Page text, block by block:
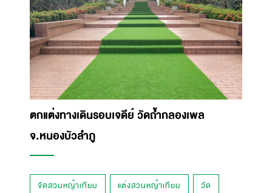
ตกแต่งทางเดินรอบเจดีย์ วัดถ้ำกลองเพล
จ.หนองบัวลำภู
จัดสวนหญ้าเทียม แต่งสวนหญ้าเทียม วัด